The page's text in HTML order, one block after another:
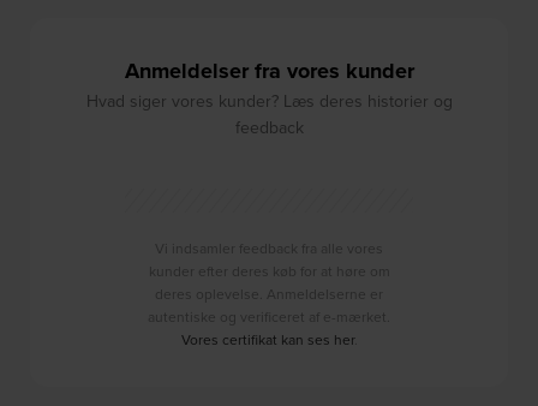
Anmeldelser fra vores kunder
Hvad siger vores kunder? Læs deres historier og
feedback
Vi indsamler feedback fra alle vores
kunder efter deres køb for at høre om
deres oplevelse. Anmeldelserne er
autentiske og verificeret af e-mærket.
Vores certifikat kan ses her.